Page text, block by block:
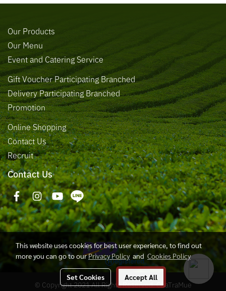
Our Products
Our Menu
Event and Catering Service
Gift Voucher Participating Branched
Delivery Participating Branched
Promotion
Online Shopping
Contact Us
Recruit
Contact Us
© Copyright 2021 All Rights Reserved. ChaTraMue
This website uses cookies for best user experience, to find out
more you can go to ourPrivacy Policyand Cookies Policy
Set Cookies Accept All